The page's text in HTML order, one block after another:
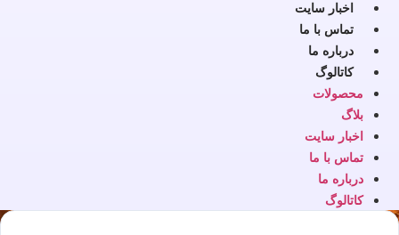
اخبار سایت
تماس با ما
درباره ما
کاتالوگ
محصولات
بلاگ
اخبار سایت
تماس با ما
درباره ما
کاتالوگ